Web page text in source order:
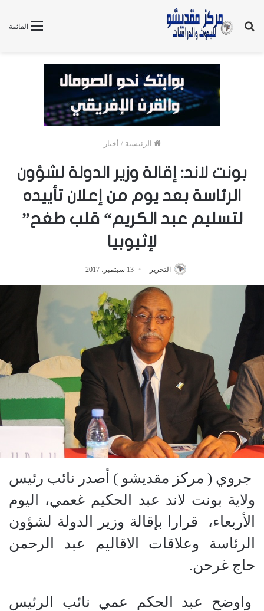
القائمة
بحث
الرئيسية / أخبار
بونت لاند: إقالة وزير الدولة لشؤون
الرئاسة بعد يوم من إعلان تأييده
لتسليم عبد الكريم“ قلب طغح”
لإثيوبيا
التحرير 13 سبتمبر، 2017
جروي ( مركز مقديشو ) أصدر نائب رئيس
ولاية بونت لاند عبد الحكيم غعمي، اليوم
الأربعاء، قرارا بإقالة وزير الدولة لشؤون
الرئاسة وعلاقات الاقاليم عبد الرحمن
حاج غرحن.
واوضح عبد الحكم عمي نائب الرئيس